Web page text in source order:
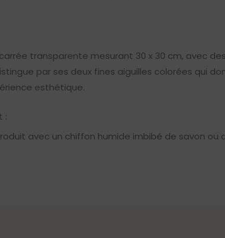
transparente mesurant 30 x 30 cm, avec
par ses deux fines aiguilles colorées qui
esthétique.
:
avec un chiffon humide imbibé de savon ou